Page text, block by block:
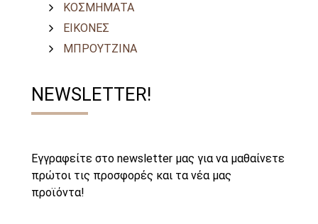
ΚΟΣΜΗΜΑΤΑ
ΕΙΚΟΝΕΣ
ΜΠΡΟΥΤΖΙΝΑ
NEWSLETTER!
Εγγραφείτε στο newsletter μας για να μαθαίνετε
πρώτοι τις προσφορές και τα νέα μας
προϊόντα!